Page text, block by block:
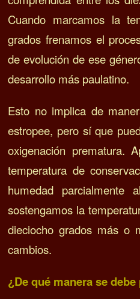
Cuando marcamos la
grados frenamos el
de evolución de ese
desarrollo más paulatino.
Esto no implica de
estropee, pero sí que
oxigenación prematura.
temperatura de
humedad
sostengamos la
dieciocho grados más o
cambios.
¿De qué manera se